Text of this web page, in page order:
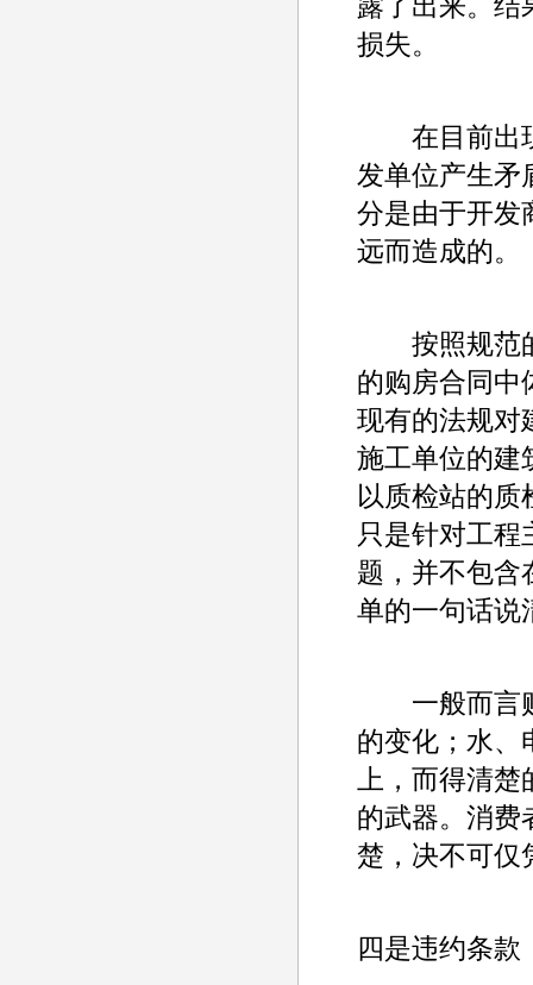
损失。
在目前出现
发单位产生矛
分是由于开发
远而造成的。
按照规范的
的购房合同中
现有的法规对
施工单位的建
以质检站的
只是针对工程
题，并不包含
单的一句话说
一般而言购
的变化；水、
上，而得清
的武器。消费
楚，决不可仅
四是违约条款